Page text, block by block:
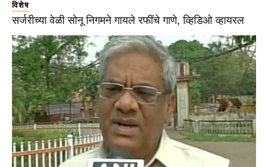
विशेष
सर्जरीच्या वेळी सोनू निगमने गायले रफींचे गाणे, व्हिडिओ व्हायरल